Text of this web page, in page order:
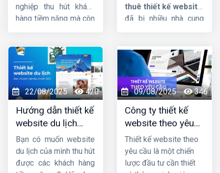
nghiệp thu hút khách
hàng tiềm năng mà còn
người dùng trên mọi
thiết bị. Một website
chuẩn SEO sẽ giúp
thương hiệu nâng cao
uy tín, cải thiện thứ
hạng tìm kiếm, từ đó
mở rộng quy mô kinh
doanh một cách bền
vững và hiệu quả.
thuê thiết kế website
đã bị nhiều nhà cung
thống nhất ký kết rõ
ràng. Lý do thì rất nhiều
nhưng chủ yếu là người
đi thuê không có tiêu
chí rõ ràng để chọn bên
thiết kế website uy tín
và chất lượng.
22/08/2025 420
Hướng dẫn thiết kế
website du lịch
đẹp và chuyên
nghiệp
Bạn có muốn website
du lịch của mình thu hút
được các khách hàng
09/08/2025 346
Công ty thiết kế
website theo yêu
cầu uy tín, chuyên
nghiệp
Thiết kế website theo
yêu cầu là một chiến
lược đầu tư cần thiết